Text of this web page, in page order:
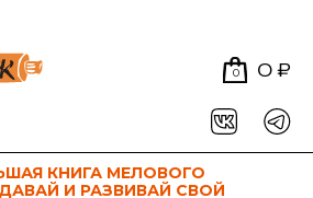
0 0 ₽
КНИГА МЕЛОВОГО
И РАЗВИВАЙ СВОЙ